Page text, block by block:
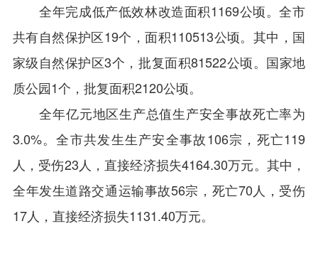
全年完成低产低效林改造面积1169公顷。全市
共有自然保护区19个，面积110513公顷。其中，国
家级自然保护区3个，批复面积81522公顷。国家地
质公园1个，批复面积2120公顷。
全年亿元地区生产总值生产安全事故死亡率为
3.0%。全市共发生生产安全事故106宗，死亡119
人，受伤23人，直接经济损失4164.30万元。其中，
全年发生道路交通运输事故56宗，死亡70人，受伤
17人，直接经济损失1131.40万元。